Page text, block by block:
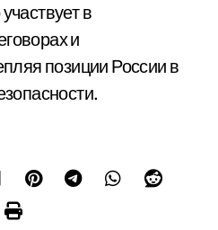
в
и
позиции России в